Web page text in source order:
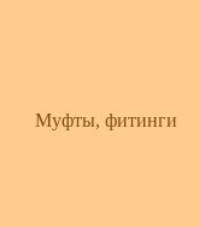
Муфты, фитинги